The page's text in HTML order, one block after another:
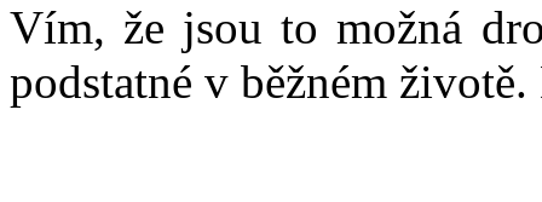
Vím, že jsou to možná
podstatné v běžném